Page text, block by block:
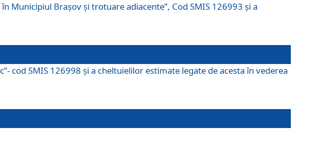
Municipiul Brașov şi trotuare adiacente”, Cod SMIS 126993 și a
SMIS 126998 și a cheltuielilor estimate legate de acesta în vederea